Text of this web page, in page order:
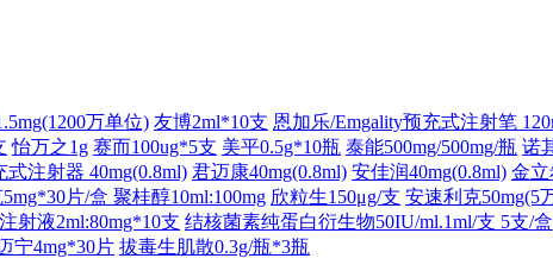
万单位) 友博2ml*10支 恩加乐/Emgality预充式注射笔
怡万之1g 赛而100ug*5支 美平0.5g*10瓶 泰能500mg/500mg/瓶 诺
注射器 40mg(0.8ml) 君迈康40mg(0.8ml) 安佳润40mg(0.8ml) 金立
片/盒 聚桂醇10ml:100mg 欣粒生150μg/支 安速利克50mg(5
射液2ml:80mg*10支 结核菌素纯蛋白衍生物50IU/ml.1ml/支 5支/盒
宁4mg*30片 拔毒生肌散0.3g/瓶*3瓶